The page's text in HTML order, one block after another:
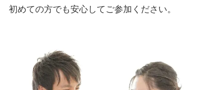
初めての方でも安心してご参加ください。